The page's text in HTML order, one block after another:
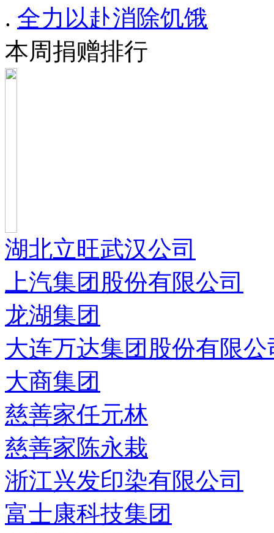
. 全力以赴消除饥饿
本周捐赠排行
湖北立旺武汉公司
上汽集团股份有限公司
龙湖集团
大连万达集团股份有限公
大商集团
慈善家任元林
慈善家陈永栽
浙江兴发印染有限公司
富士康科技集团